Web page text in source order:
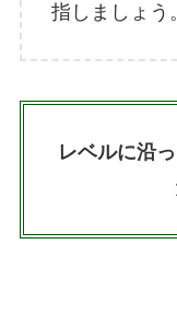
指しましょう。
レベルに沿